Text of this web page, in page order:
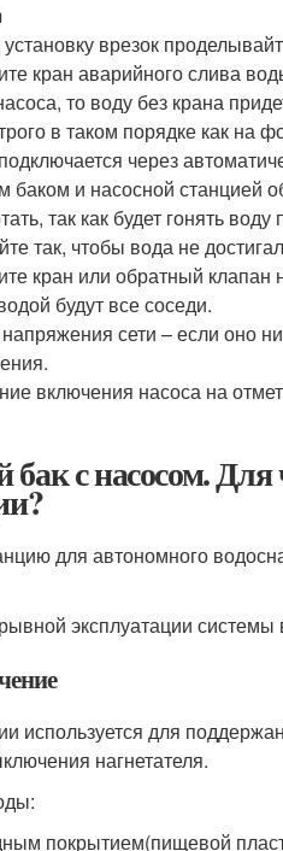
врезок
кран аварийного слива
то воду без крана
в таком порядке как на
через
и насосной станцией
так как будет гонять воду
так, чтобы вода не
кран или обратный
будут все соседи.
сети – если оно
включения насоса на
с насосом. Для
для автономного
эксплуатации
используется для
нагнетателя.
покрытием(пищевой